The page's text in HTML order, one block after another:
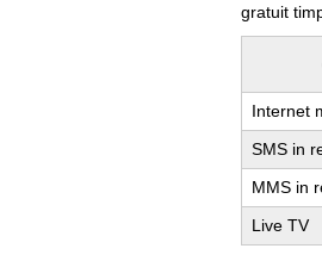
gratuit
Internet
SMS in
MMS in
Live TV